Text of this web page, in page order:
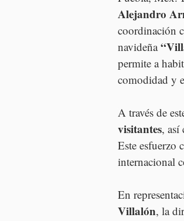
Alejandro
coordinación
navideña
permite a
comodidad y
A través de
visitantes, así
Este esfuerzo
internacional
En
Villalón, la